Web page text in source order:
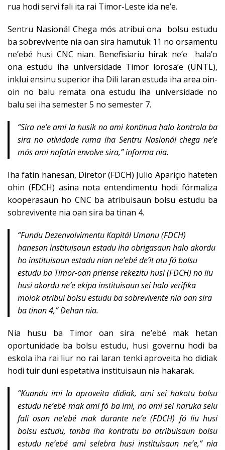
rua hodi servi fali ita rai Timor-Leste ida ne’e.
Sentru Nasionál Chega mós atribui ona bolsu estudu
ba sobrevivente nia oan sira hamutuk 11 no orsamentu
ne’ebé husi CNC nian. Benefisiariu hirak ne’e hala’o
ona estudu iha universidade Timor lorosa’e (UNTL),
inklui ensinu superior iha Dili laran estuda iha area oin-
oin no balu remata ona estudu iha universidade no
balu sei iha semester 5 no semester 7.
“Sira ne’e ami la husik no ami kontinua halo kontrola ba
sira no atividade ruma iha Sentru Nasionál chega ne’e
mós ami nafatin envolve sira,” informa nia.
Iha fatin hanesan, Diretor (FDCH) Julio Apariçio hateten
ohin (FDCH) asina nota entendimentu hodi fórmaliza
kooperasaun ho CNC ba atribuisaun bolsu estudu ba
sobrevivente nia oan sira ba tinan 4.
“Fundu Dezenvolvimentu Kapitál Umanu (FDCH)
hanesan instituisaun estadu iha obrigasaun halo akordu
ho instituisaun estadu nian ne’ebé de’it atu fó bolsu
estudu ba Timor-oan priense rekezitu husi (FDCH) no liu
husi akordu ne’e ekipa instituisaun sei halo verifika
molok atribui bolsu estudu ba sobrevivente nia oan sira
ba tinan 4,” Dehan nia.
Nia husu ba Timor oan sira ne’ebé mak hetan
oportunidade ba bolsu estudu, husi governu hodi ba
eskola iha rai liur no rai laran tenki aproveita ho didiak
hodi tuir duni espetativa instituisaun nia hakarak.
“Kuandu imi la aproveita didiak, ami sei hakotu bolsu
estudu ne’ebé mak ami fó ba imi, no ami sei haruka selu
fali osan ne’ebé mak durante ne’e (FDCH) fó liu husi
bolsu estudu, tanba iha kontratu ba atribuisaun bolsu
estudu ne’ebé ami selebra husi instituisaun ne’e,” nia